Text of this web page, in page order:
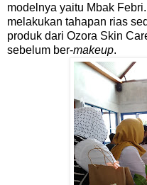
modelnya yaitu Mbak
melakukan tahapan rias
produk dari Ozora Skin
sebelum ber-makeup.